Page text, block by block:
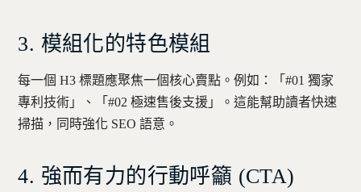
3. 模組化的特色模組
每一個 H3 標題應聚焦一個核心賣點。例如：「#01 獨家
專利技術」、「#02 極速售後支援」。這能幫助讀者快速
掃描，同時強化 SEO 語意。
4. 強而有力的行動呼籲 (CTA)